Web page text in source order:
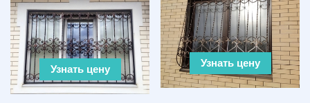
Узнать цену
Узнать цену